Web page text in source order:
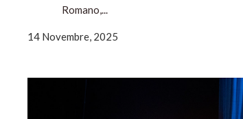
Romano,...
14 Novembre, 2025